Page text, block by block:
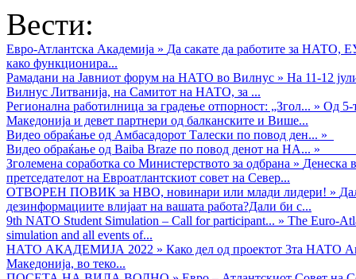
Вести:
Евро-Атлантска Академија » Да сакате да работите за НАТО,
како функционира...
Рамадани на Јавниот форум на НАТО во Вилнус » На 11-12
Вилнус Литванија, на Самитот на НАТО, за ...
Регионална работилница за градење отпорност: „Згол... » Од 5-
Македонија и девет партнери од балканските и Више...
Видео обраќањe од Амбасадорот Талески по повод ден... »
Видео обраќање од Baiba Braze по повод денот на НА... »
Зголемена соработка со Министерството за одбрана » Денеска
претседателот на Евроатлантскиот совет на Север...
ОТВОРЕН ПОВИК за НВО, новинари или млади лидери! »
дезинформациите влијаат на вашата работа?Дали би с...
9th NATO Student Simulation – Call for participant... » The Euro-
simulation and all events of...
НАТО АКАДЕМИЈА 2022 » Како дел од проектот 3та НАТО
Македонија, во теко...